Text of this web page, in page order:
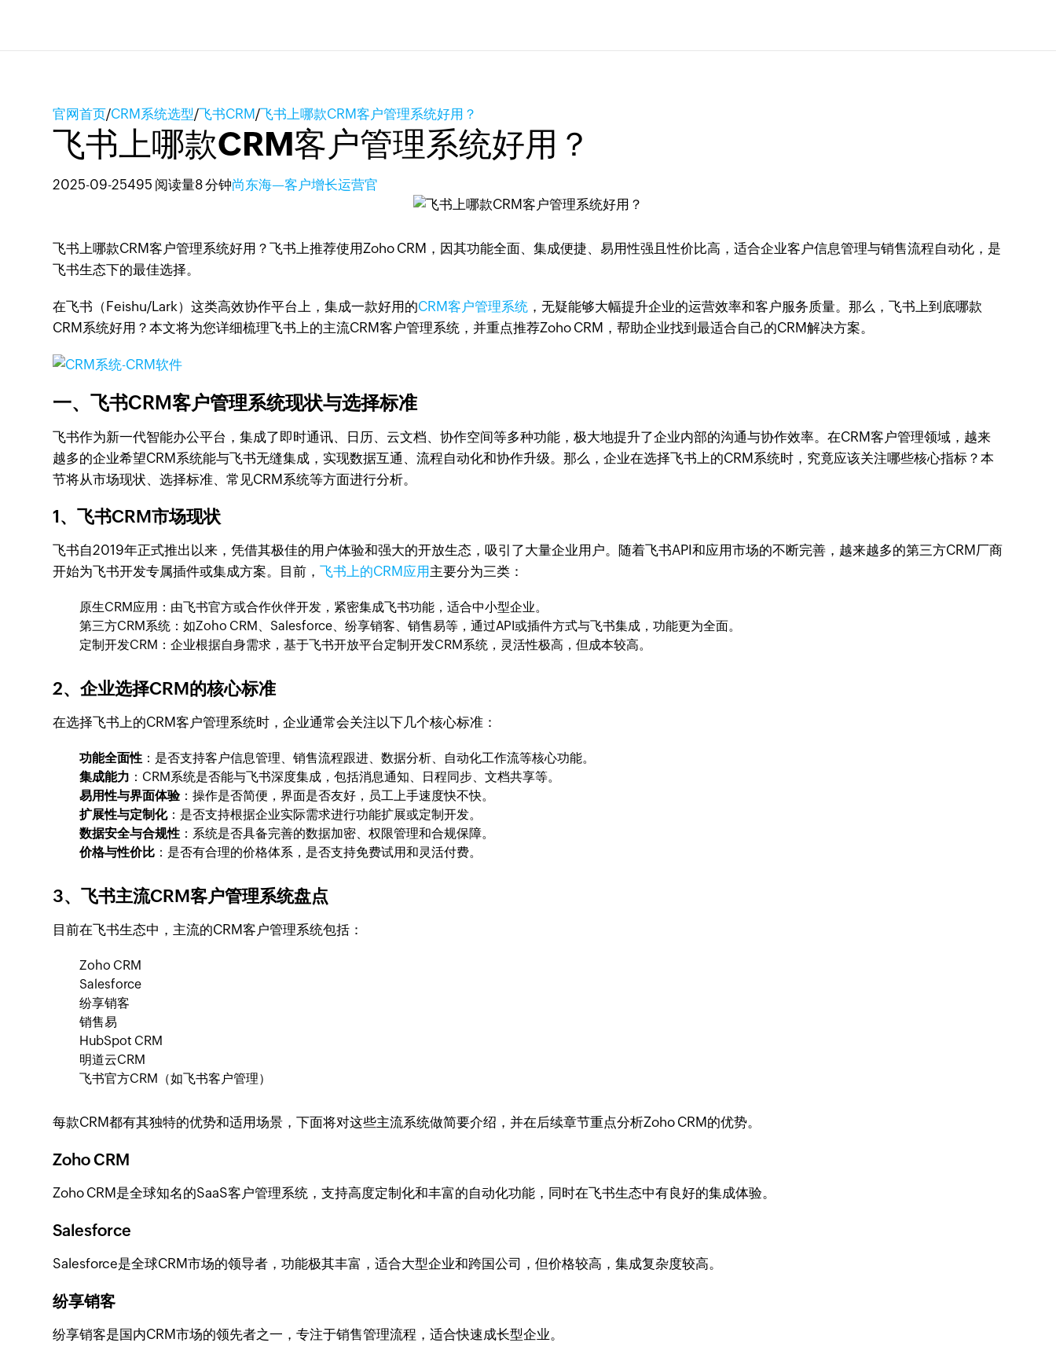
官网首页/CRM系统选型/飞书CRM/飞书上哪款CRM客户管理系统好用？
飞书上哪款CRM客户管理系统好用？
2025-09-25495 阅读量8 分钟尚东海—客户增长运营官
飞书上哪款CRM客户管理系统好用？飞书上推荐使用Zoho CRM，因其功能全面、集成便捷、易用性强且性价比高，适合企业客户信息管理与销售流程自动化，是
飞书生态下的最佳选择。
在飞书（Feishu/Lark）这类高效协作平台上，集成一款好用的CRM客户管理系统 ，无疑能够大幅提升企业的运营效率和客户服务质量。那么，飞书上到底哪款
CRM系统好用？本文将为您详细梳理飞书上的主流CRM客户管理系统，并重点推荐Zoho CRM，帮助企业找到最适合自己的CRM解决方案。
一、飞书CRM客户管理系统现状与选择标准
飞书作为新一代智能办公平台，集成了即时通讯、日历、云文档、协作空间等多种功能，极大地提升了企业内部的沟通与协作效率。在CRM客户管理领域，越来
越多的企业希望CRM系统能与飞书无缝集成，实现数据互通、流程自动化和协作升级。那么，企业在选择飞书上的CRM系统时，究竟应该关注哪些核心指标？本
节将从市场现状、选择标准、常见CRM系统等方面进行分析。
1、飞书CRM市场现状
飞书自2019年正式推出以来，凭借其极佳的用户体验和强大的开放生态，吸引了大量企业用户。随着飞书API和应用市场的不断完善，越来越多的第三方CRM厂商
开始为飞书开发专属插件或集成方案。目前，飞书上的CRM应用 主要分为三类：
原生CRM应用：由飞书官方或合作伙伴开发，紧密集成飞书功能，适合中小型企业。
第三方CRM系统：如Zoho CRM、Salesforce、纷享销客、销售易等，通过API或插件方式与飞书集成，功能更为全面。
定制开发CRM：企业根据自身需求，基于飞书开放平台定制开发CRM系统，灵活性极高，但成本较高。
2、企业选择CRM的核心标准
在选择飞书上的CRM客户管理系统时，企业通常会关注以下几个核心标准：
功能全面性 ：是否支持客户信息管理、销售流程跟进、数据分析、自动化工作流等核心功能。
集成能力 ：CRM系统是否能与飞书深度集成，包括消息通知、日程同步、文档共享等。
易用性与界面体验：操作是否简便，界面是否友好，员工上手速度快不快。
扩展性与定制化：是否支持根据企业实际需求进行功能扩展或定制开发。
数据安全与合规性 ：系统是否具备完善的数据加密、权限管理和合规保障。
价格与性价比 ：是否有合理的价格体系，是否支持免费试用和灵活付费。
3、飞书主流CRM客户管理系统盘点
目前在飞书生态中，主流的CRM客户管理系统包括：
Zoho CRM
Salesforce
纷享销客
销售易
HubSpot CRM
明道云CRM
飞书官方CRM（如飞书客户管理）
每款CRM都有其独特的优势和适用场景，下面将对这些主流系统做简要介绍，并在后续章节重点分析Zoho CRM的优势。
Zoho CRM
Zoho CRM是全球知名的SaaS客户管理系统，支持高度定制化和丰富的自动化功能，同时在飞书生态中有良好的集成体验。
Salesforce
Salesforce是全球CRM市场的领导者，功能极其丰富，适合大型企业和跨国公司，但价格较高，集成复杂度较高。
纷享销客
纷享销客是国内CRM市场的领先者之一，专注于销售管理流程，适合快速成长型企业。